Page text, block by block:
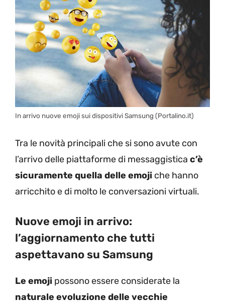
In arrivo nuove emoji sui dispositivi Samsung (Portalino.it)
Tra le novità principali che si sono avute con
l’arrivo delle piattaforme di messaggistica c’è
sicuramente quella delle emoji che hanno
arricchito e di molto le conversazioni virtuali.
Nuove emoji in arrivo:
l’aggiornamento che tutti
aspettavano su Samsung
Le emoji possono essere considerate la
naturale evoluzione delle vecchie